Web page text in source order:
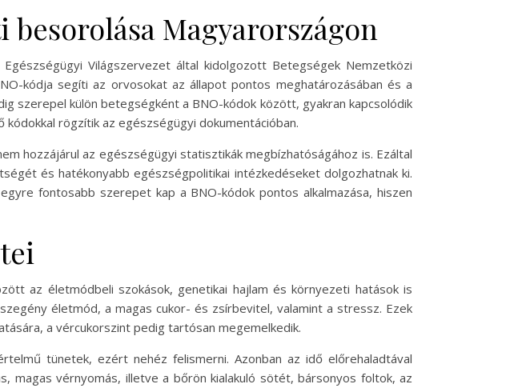
Magyarországon
Világszervezet által kidolgozott Betegségek Nemzetközi
kódja segíti az orvosokat az állapot pontos meghatározásában és a
szerepel külön betegségként a BNO-kódok között, gyakran kapcsolódik
rögzítik az egészségügyi dokumentációban.
hozzájárul az egészségügyi statisztikák megbízhatóságához is. Ezáltal
és hatékonyabb egészségpolitikai intézkedéseket dolgozhatnak ki.
fontosabb szerepet kap a BNO-kódok pontos alkalmazása, hiszen
az életmódbeli szokások, genetikai hajlam és környezeti hatások is
életmód, a magas cukor- és zsírbevitel, valamint a stressz. Ezek
a vércukorszint pedig tartósan megemelkedik.
tünetek, ezért nehéz felismerni. Azonban az idő előrehaladtával
magas vérnyomás, illetve a bőrön kialakuló sötét, bársonyos foltok, az